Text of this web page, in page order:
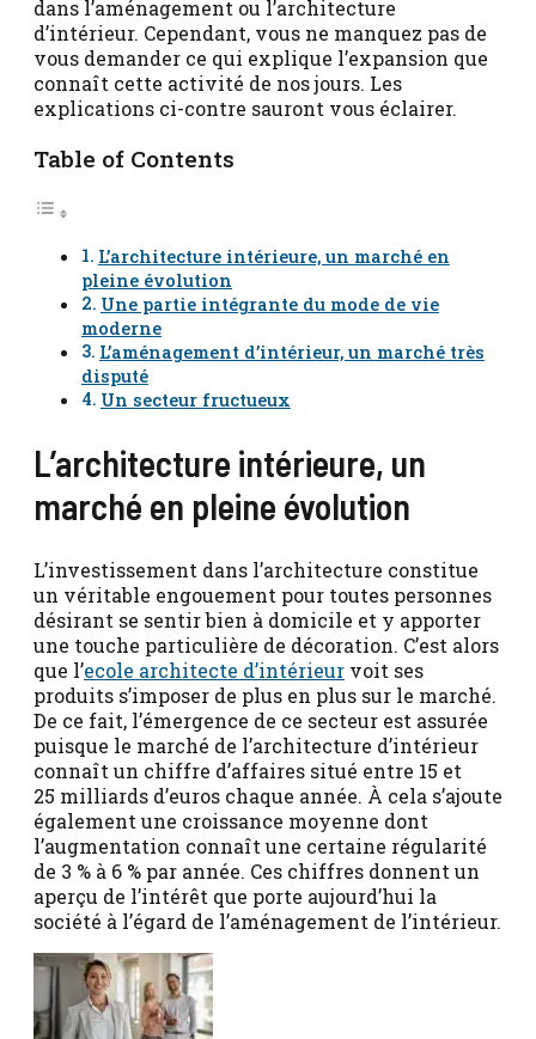
dans l’aménagement ou l’architecture
d’intérieur. Cependant, vous ne manquez pas de
vous demander ce qui explique l’expansion que
connaît cette activité de nos jours. Les
explications ci-contre sauront vous éclairer.
Table of Contents
L’architecture intérieure, un marché en
pleine évolution
Une partie intégrante du mode de vie
moderne
L’aménagement d’intérieur, un marché très
disputé
Un secteur fructueux
L’architecture intérieure, un
marché en pleine évolution
L’investissement dans l’architecture constitue
un véritable engouement pour toutes personnes
désirant se sentir bien à domicile et y apporter
une touche particulière de décoration. C’est alors
que l’ecole architecte d’intérieur voit ses
produits s’imposer de plus en plus sur le marché.
De ce fait, l’émergence de ce secteur est assurée
puisque le marché de l’architecture d’intérieur
connaît un chiffre d’affaires situé entre 15 et
25 milliards d’euros chaque année. À cela s’ajoute
également une croissance moyenne dont
l’augmentation connaît une certaine régularité
de 3 % à 6 % par année. Ces chiffres donnent un
aperçu de l’intérêt que porte aujourd’hui la
société à l’égard de l’aménagement de l’intérieur.